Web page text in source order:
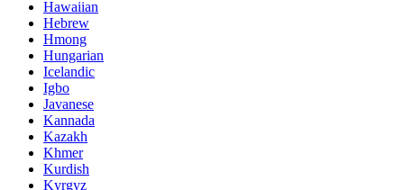
Hawaiian
Hebrew
Hmong
Hungarian
Icelandic
Igbo
Javanese
Kannada
Kazakh
Khmer
Kurdish
Kyrgyz